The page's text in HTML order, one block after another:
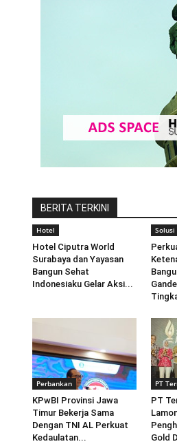
BERITA TERKINI
Hotel
Hotel Ciputra World
Surabaya dan Yayasan
Bangun Sehat
Indonesiaku Gelar Aksi...
Solusi
Perbankan
KPwBI Provinsi Jawa
Timur Bekerja Sama
Dengan TNI AL Perkuat
Kedaulatan...
PT
PT
Gold